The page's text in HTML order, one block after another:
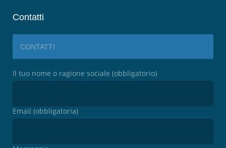
Contatti
CONTATTI
Il tuo nome o ragione sociale (obbligatorio)
Email (obbligatoria)